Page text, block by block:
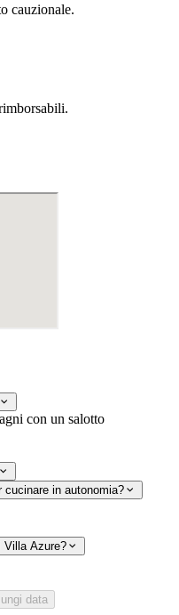
cauzionale.
con un salotto
cucinare in autonomia?
Villa Azure?
data